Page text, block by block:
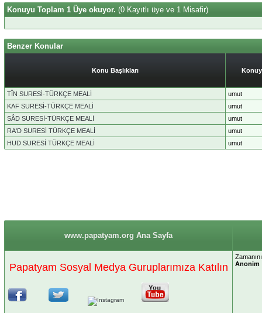
Konuyu Toplam 1 Üye okuyor. (0 Kayıtlı üye ve 1 Misafir)
Benzer Konular
Konu Başlıkları
TÎN SURESİ-TÜRKÇE MEALİ
umut
KAF SURESİ-TÜRKÇE MEALİ
umut
SÂD SURESİ-TÜRKÇE MEALİ
umut
RA'D SURESİ TÜRKÇE MEALİ
umut
HUD SURESİ TÜRKÇE MEALİ
umut
www.papatyam.org Ana Sayfa
Papatyam Sosyal Medya Guruplarımıza Katılın
Anonim